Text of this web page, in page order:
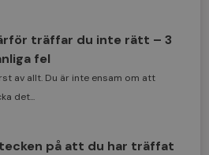
träffar du inte rätt – 3
fel
av allt. Du är inte ensam om att
det...
på att du har träffat